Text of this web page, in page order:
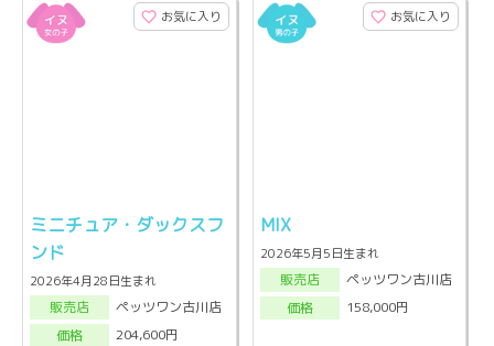
お気に入り
ミニチュア・ダックスフ
ンド
2026年4月28日生まれ
販売店
ペッツワン古川店
価格
204,600円
お気に入り
MIX
2026年5月5日生まれ
販売店
ペッツワン古川店
価格
158,000円